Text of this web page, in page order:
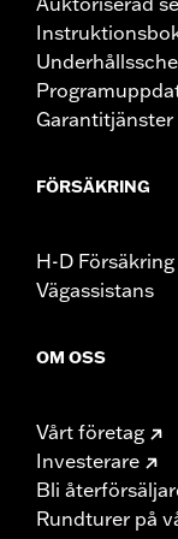
Garantitjänster
FÖRSÄKRING
H-D Försäkring
Vägassistans
OM OSS
Vårt företag
Investerare
Bli
Rundturer på